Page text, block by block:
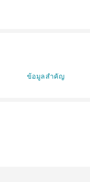
ข้อมูลสำคัญ